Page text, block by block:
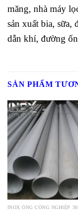
măng, nhà máy
sản xuất bia,
dẫn khí, đường
SẢN PHẨM
INOX ỐNG CÔNG NGHIỆP